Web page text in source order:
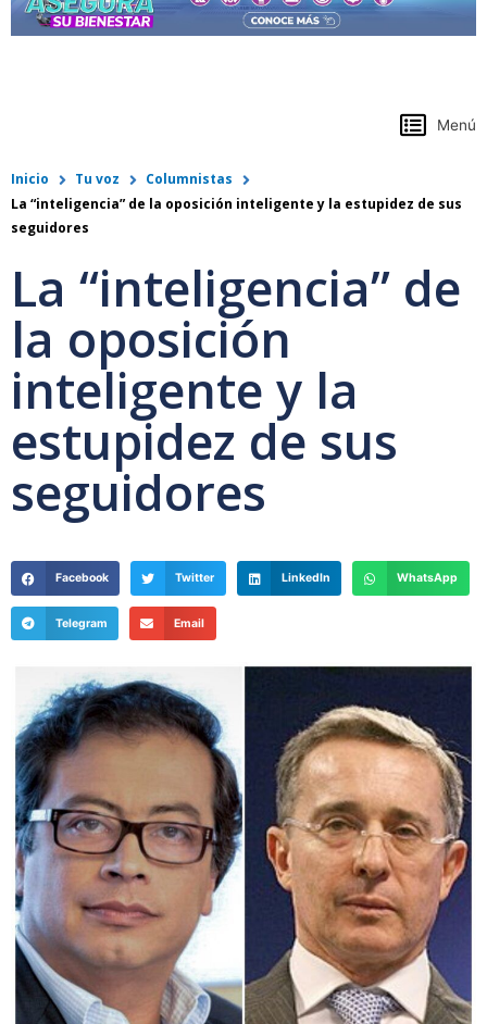
Menú
Inicio Tu voz
Columnistas
La “inteligencia” de la oposición inteligente y la estupidez de sus
seguidores
La “inteligencia” de
la oposición
inteligente y la
estupidez de sus
seguidores
Facebook Twitter LinkedIn WhatsApp
Telegram Email